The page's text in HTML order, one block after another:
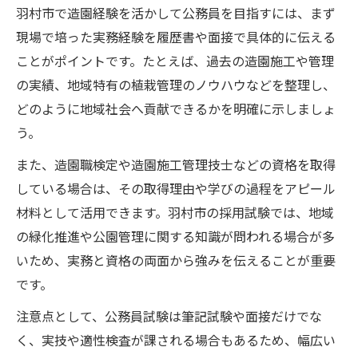
造園施工管理技士資格の取得方法とは
造園施工管理技士資格取得の流れを解説
造園職検定と施工管理技士の違いと活用法
施工管理技士の受験地や会場情報の確認方
法
合格に向けた造園分野の学習ポイント
羽村市で造園職公務員への道を切り拓くには
羽村市職員課から知る造園採用の最新情報
造園資格を生かした公務員転職の進め方
羽村市の採用実績と傾向を徹底分析
採用試験で造園技能をアピールするコツ
羽村市で造園経験を活かして公務員を目指すには、まず
現場で培った実務経験を履歴書や面接で具体的に伝える
ことがポイントです。たとえば、過去の造園施工や管理
の実績、地域特有の植栽管理のノウハウなどを整理し、
どのように地域社会へ貢献できるかを明確に示しましょ
う。
また、造園職検定や造園施工管理技士などの資格を取得
している場合は、その取得理由や学びの過程をアピール
材料として活用できます。羽村市の採用試験では、地域
の緑化推進や公園管理に関する知識が問われる場合が多
いため、実務と資格の両面から強みを伝えることが重要
です。
注意点として、公務員試験は筆記試験や面接だけでな
く、実技や適性検査が課される場合もあるため、幅広い